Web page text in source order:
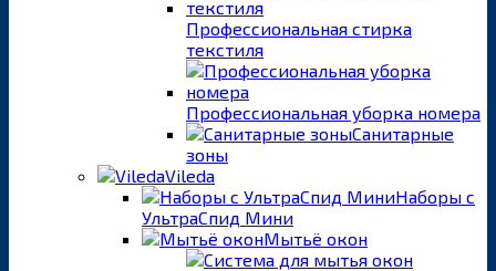
Профессиональная стирка
текстиля
Профессиональная уборка номера
Санитарные
зоны
Vileda
Наборы с
УльтраСпид Мини
Мытьё окон